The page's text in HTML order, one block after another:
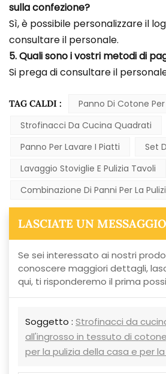
sulla confezione?
Sì, è possibile personalizzare il
consultare il personale.
5. Quali sono i vostri metodi di
Si prega di consultare il
TAG CALDI :
Panno Di Cotone
Strofinacci Da Cucina Quadrati
Panno Per Lavare I Piatti
Set
Lavaggio Stoviglie E Pulizia Tavoli
Combinazione Di Panni Per La
LASCIATE UN MESSAGGIO
Se sei interessato ai nostri
conoscere maggiori dettagli,
qui, ti risponderemo il prima
Soggetto : Strofinacci da
all'ingrosso in tessuto di
per la pulizia della casa e per